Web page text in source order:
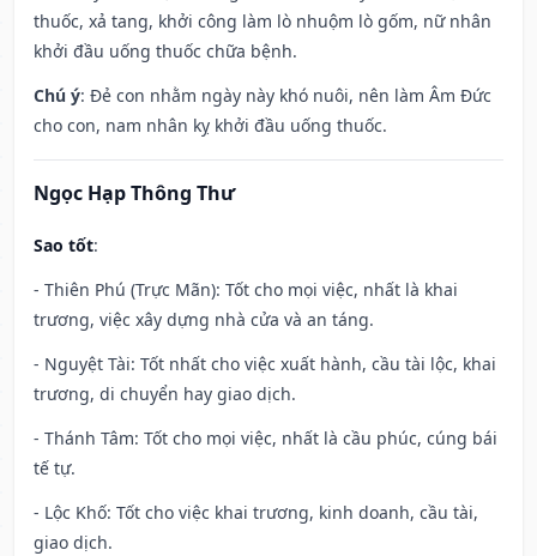
thuốc, xả tang, khởi công làm lò nhuộm lò gốm, nữ nhân
khởi đầu uống thuốc chữa bệnh.
Chú ý: Đẻ con nhằm ngày này khó nuôi, nên làm Âm Đức
cho con, nam nhân kỵ khởi đầu uống thuốc.
Ngọc Hạp Thông Thư
Sao tốt:
- Thiên Phú (Trực Mãn): Tốt cho mọi việc, nhất là khai
trương, việc xây dựng nhà cửa và an táng.
- Nguyệt Tài: Tốt nhất cho việc xuất hành, cầu tài lộc, khai
trương, di chuyển hay giao dịch.
- Thánh Tâm: Tốt cho mọi việc, nhất là cầu phúc, cúng bái
tế tự.
- Lộc Khố: Tốt cho việc khai trương, kinh doanh, cầu tài,
giao dịch.